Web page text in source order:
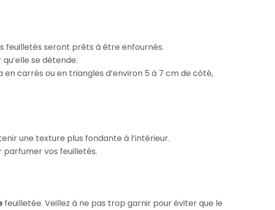
feuilletés seront prêts à être enfournés.
se détende.
carrés ou en triangles d’environ 5 à 7 cm de côté,
une texture plus fondante à l’intérieur.
parfumer vos feuilletés.
feuilletée. Veillez à ne pas trop garnir pour éviter que le